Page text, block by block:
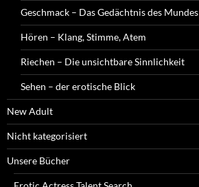
Geschmack – Das Gedächtnis des Mundes
Hören – Klang, Stimme, Atem
Riechen – Die unsichtbare Sinnlichkeit
Sehen – der erotische Blick
New Adult
Nicht kategorisiert
Unsere Bücher